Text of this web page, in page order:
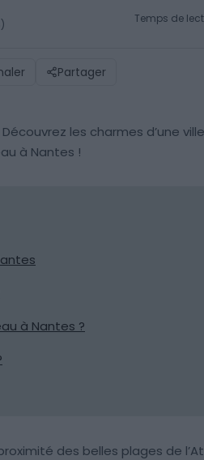
Temps de
Partager
les charmes d’une
à Nantes !
à Nantes ?
des belles plages de